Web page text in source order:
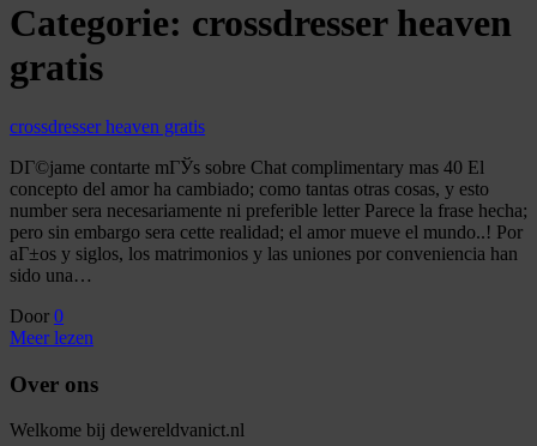
Categorie: crossdresser heaven
gratis
crossdresser heaven gratis
DГ©jame contarte mГЎs sobre Chat complimentary mas 40 El
concepto del amor ha cambiado; como tantas otras cosas, y esto
number sera necesariamente ni preferible letter Parece la frase hecha;
pero sin embargo sera cette realidad; el amor mueve el mundo..! Por
aГ±os y siglos, los matrimonios y las uniones por conveniencia han
sido una…
Door 0
Meer lezen
Over ons
Welkome bij dewereldvanict.nl